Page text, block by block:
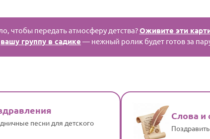
чтобы передать атмосферу детства?Оживите эти
вашу группу в садике — нежный ролик будет готов за
песни для детского
Слова и